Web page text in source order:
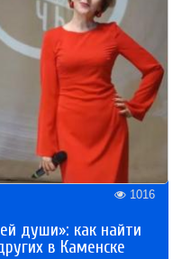
1016
души»: как найти
в Каменске